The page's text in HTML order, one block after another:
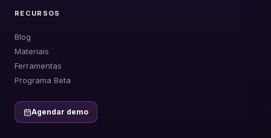
RECURSOS
Blog
Materiais
Ferramentas
Programa Beta
Agendar demo